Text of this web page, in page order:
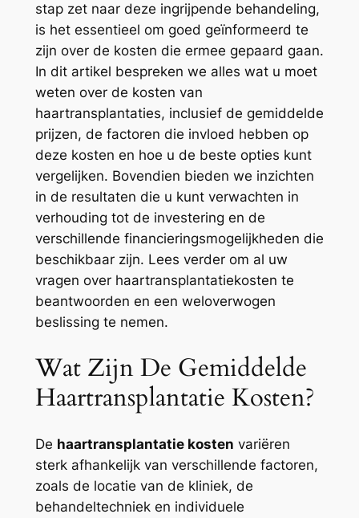
stap zet naar deze ingrijpende behandeling,
is het essentieel om goed geïnformeerd te
zijn over de kosten die ermee gepaard gaan.
In dit artikel bespreken we alles wat u moet
weten over de kosten van
haartransplantaties, inclusief de gemiddelde
prijzen, de factoren die invloed hebben op
deze kosten en hoe u de beste opties kunt
vergelijken. Bovendien bieden we inzichten
in de resultaten die u kunt verwachten in
verhouding tot de investering en de
verschillende financieringsmogelijkheden die
beschikbaar zijn. Lees verder om al uw
vragen over haartransplantatiekosten te
beantwoorden en een weloverwogen
beslissing te nemen.
Wat Zijn De Gemiddelde
Haartransplantatie Kosten?
De haartransplantatie kosten variëren
sterk afhankelijk van verschillende factoren,
zoals de locatie van de kliniek, de
behandeltechniek en individuele